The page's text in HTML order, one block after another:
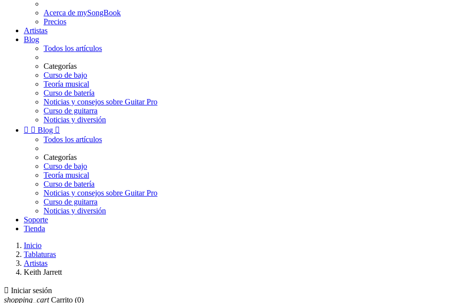
Acerca de mySongBook
Precios
Artistas
Blog
Todos los artículos
Categorías
Curso de bajo
Teoría musical
Curso de batería
Noticias y consejos sobre Guitar Pro
Curso de guitarra
Noticias y diversión
  Blog 
Todos los artículos
Categorías
Curso de bajo
Teoría musical
Curso de batería
Noticias y consejos sobre Guitar Pro
Curso de guitarra
Noticias y diversión
Soporte
Tienda
Inicio
Tablaturas
Artistas
Keith Jarrett
 Iniciar sesión
shopping_cart Carrito (0)